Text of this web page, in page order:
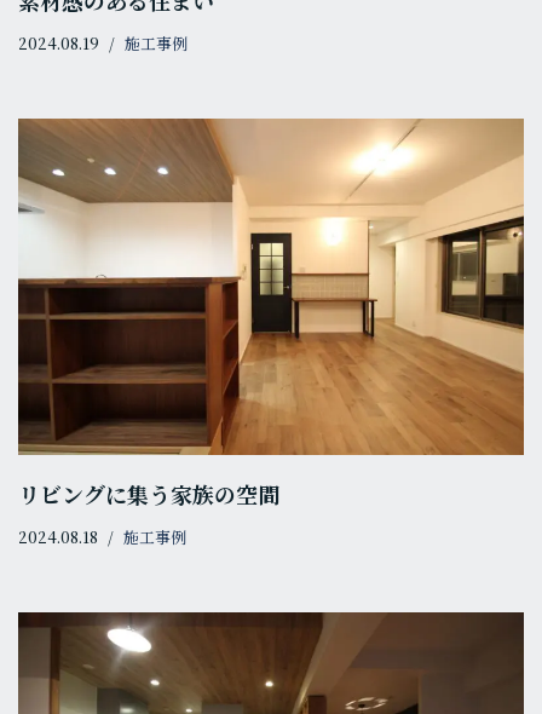
2024.08.19 施工事例
リビングに集う家族の空間
2024.08.18 施工事例